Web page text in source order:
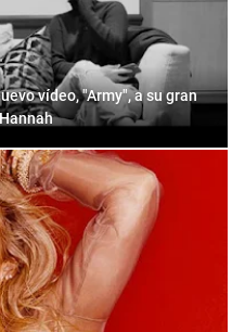
vídeo, "Army", a su gran